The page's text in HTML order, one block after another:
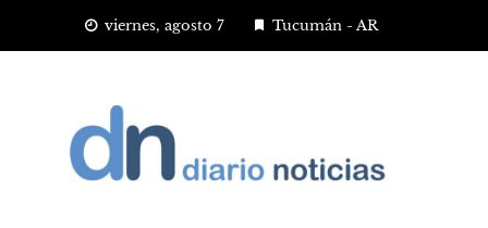
viernes, agosto 7 Tucumán - AR